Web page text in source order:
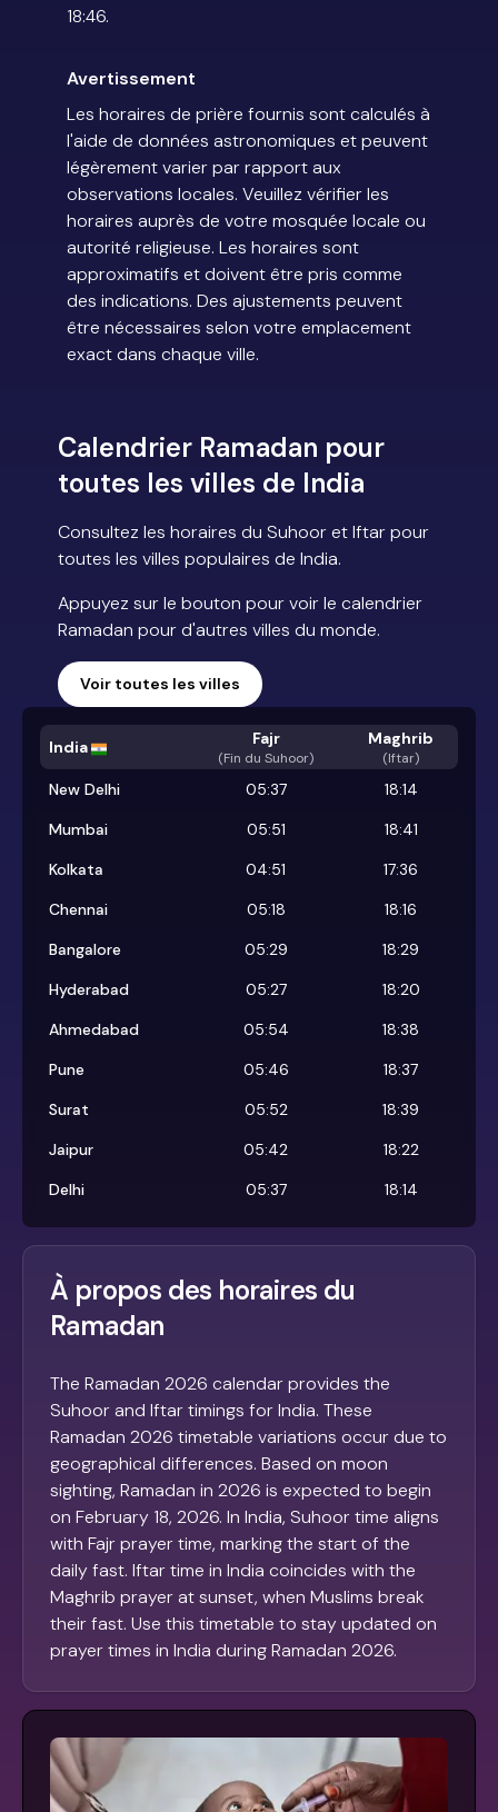
18:46.
Avertissement
Les horaires de prière fournis sont calculés à
l'aide de données astronomiques et peuvent
légèrement varier par rapport aux
observations locales. Veuillez vérifier les
horaires auprès de votre mosquée locale ou
autorité religieuse. Les horaires sont
approximatifs et doivent être pris comme
des indications. Des ajustements peuvent
être nécessaires selon votre emplacement
exact dans chaque ville.
Calendrier Ramadan pour
toutes les villes de India
Consultez les horaires du Suhoor et Iftar pour
toutes les villes populaires de India.
Appuyez sur le bouton pour voir le calendrier
Ramadan pour d'autres villes du monde.
Voir toutes les villes
India Fajr
(Fin du Suhoor)
Maghrib
(Iftar)
New Delhi 05:37
18:14
Mumbai
05:51
18:41
Kolkata
04:51
17:36
Chennai
05:18
18:16
Bangalore
05:29
18:29
Hyderabad
05:27
18:20
Ahmedabad
05:54
18:38
Pune
05:46
18:37
Surat
05:52
18:39
Jaipur
05:42
18:22
Delhi
05:37 18:14
À propos des horaires du
Ramadan
The Ramadan 2026 calendar provides the
Suhoor and Iftar timings for India. These
Ramadan 2026 timetable variations occur due to
geographical differences. Based on moon
sighting, Ramadan in 2026 is expected to begin
on February 18, 2026. In India, Suhoor time aligns
with Fajr prayer time, marking the start of the
daily fast. Iftar time in India coincides with the
Maghrib prayer at sunset, when Muslims break
their fast. Use this timetable to stay updated on
prayer times in India during Ramadan 2026.